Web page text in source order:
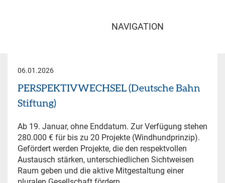
NAVIGATION
06.01.2026
PERSPEKTIVWECHSEL (Deutsche Bahn
Stiftung)
Ab 19. Januar, ohne Enddatum. Zur Verfügung stehen
280.000 € für bis zu 20 Projekte (Windhundprinzip).
Gefördert werden Projekte, die den respektvollen
Austausch stärken, unterschiedlichen Sichtweisen
Raum geben und die aktive Mitgestaltung einer